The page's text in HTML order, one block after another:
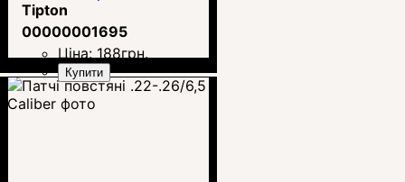
Tipton
00000001695
Ціна: 188грн.
Купити